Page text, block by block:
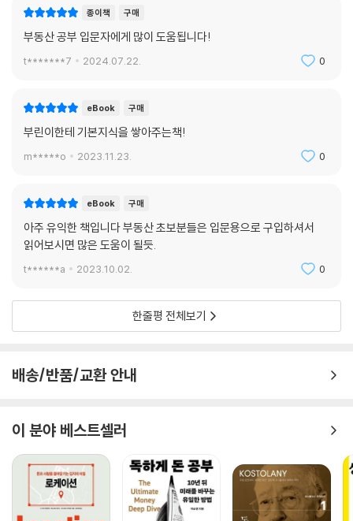
종이책 구매
부동산 공부 입문자에게 많이 도움됩니다!
t*******7 2024.07.22. 0
eBook 구매
부린이한테 기본지식을 쌓아주는책!
m*****o 2023.11.23. 0
eBook 구매
아주 유익한 책입니다 부동산 초보분들은 입문용으로 구입하셔서
읽어보시면 많은 도움이 될듯.
t******a 2023.10.02. 0
한줄평 전체보기
배송/반품/교환 안내
이 분야 베스트셀러